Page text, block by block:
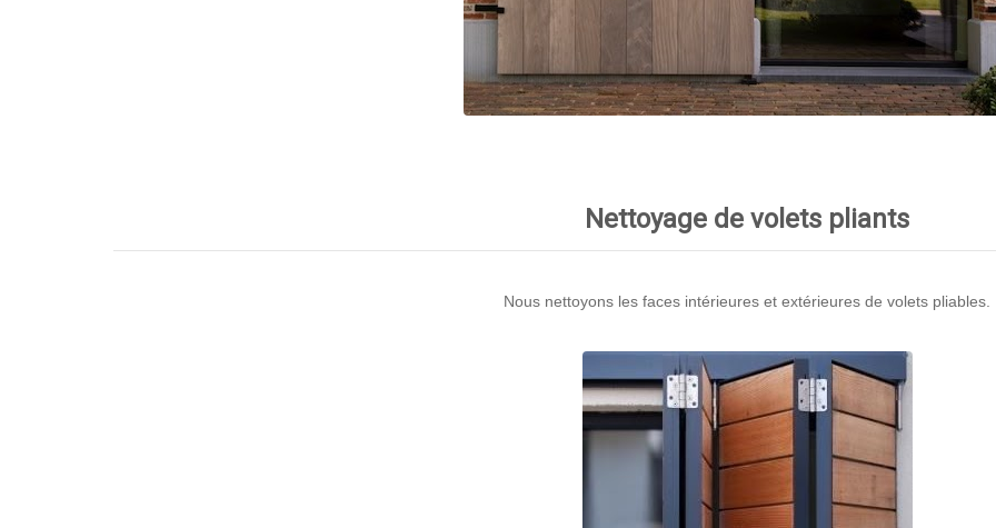
Nettoyage de volets pliants
Nous nettoyons les faces intérieures et extérieures de volets pliables.